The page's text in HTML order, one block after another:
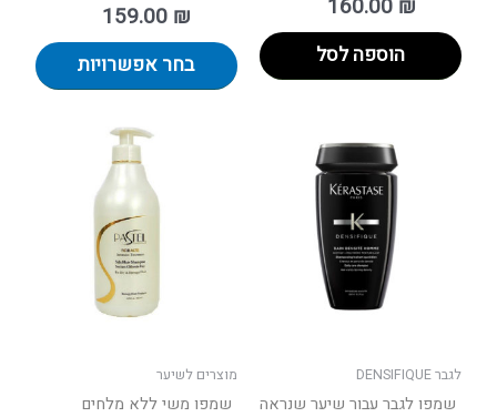
160.00 ₪
הוספה לסל
159.00 ₪
בחר אפשרויות
לגבר DENSIFIQUE
שמפו לגבר עבור שיער שנראה
מוצרים לשיער
שמפו משי ללא מלחים